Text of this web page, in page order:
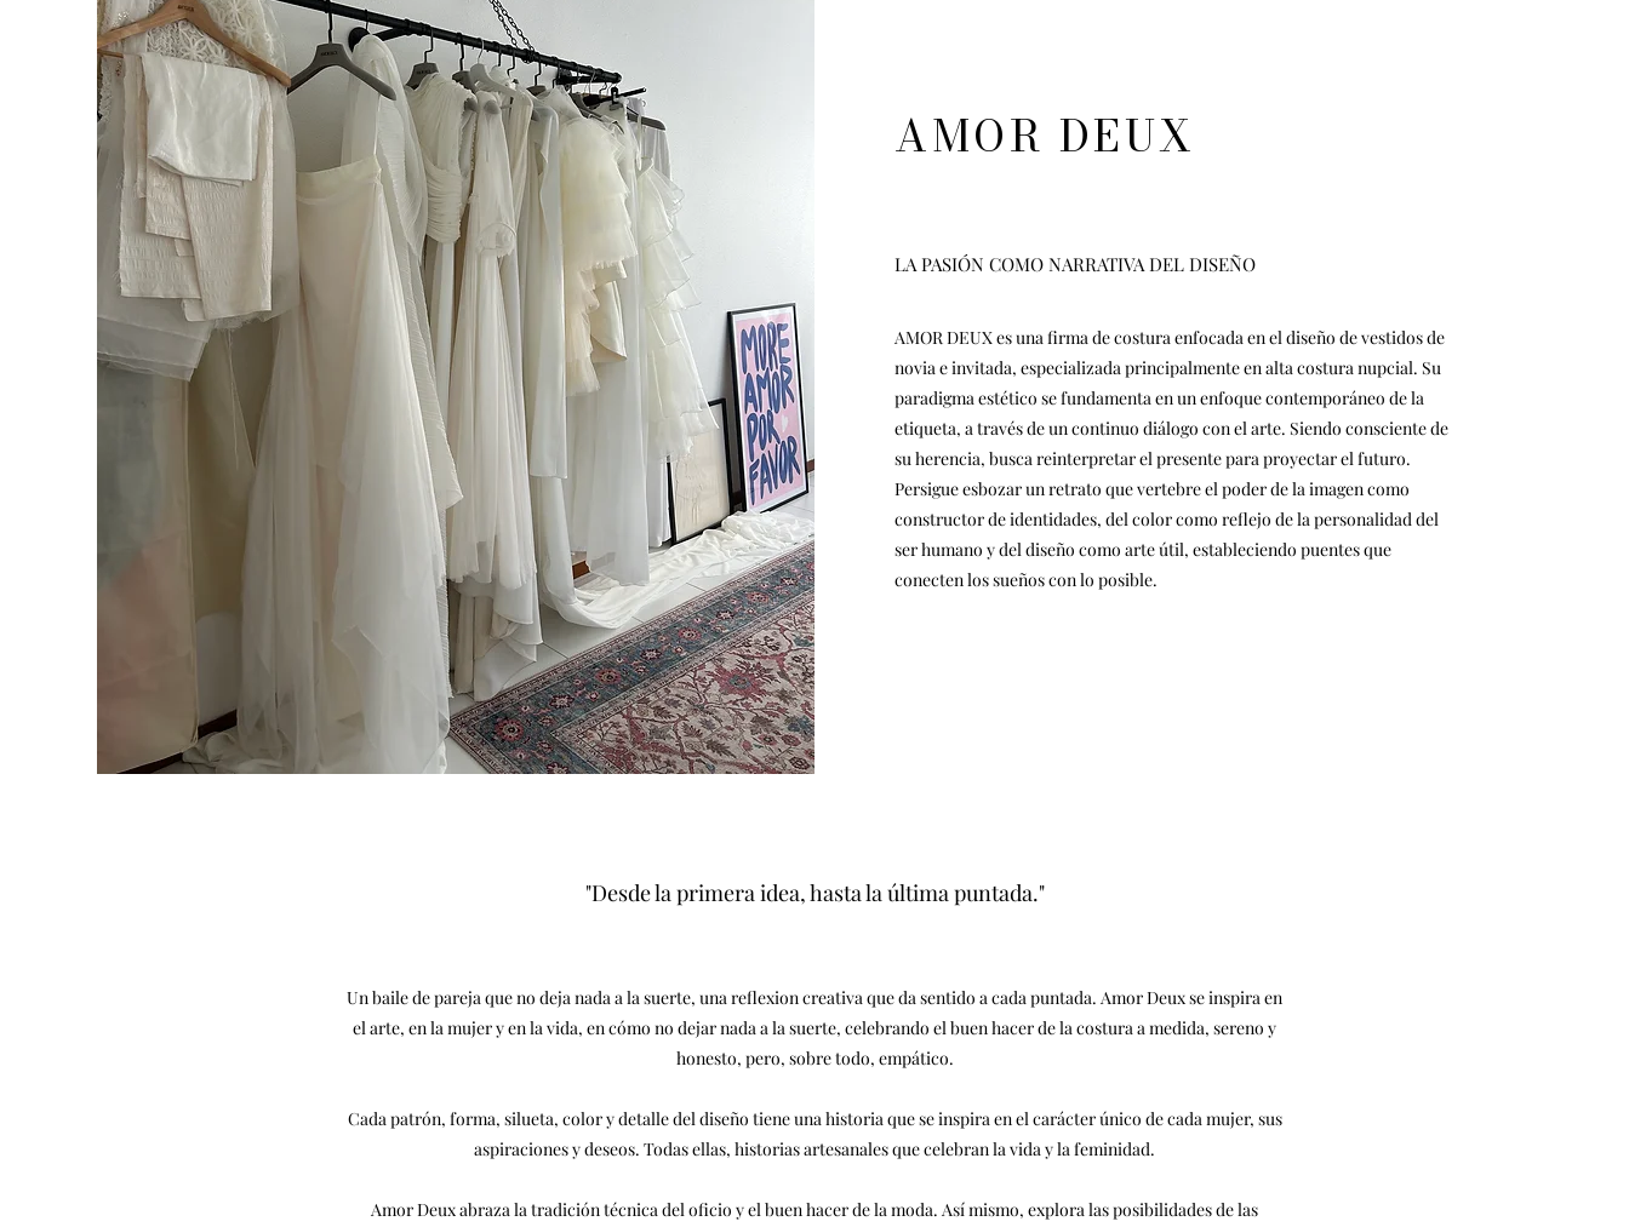
AMOR DEUX
LA PASIÓN COMO NARRATIVA DEL DISEÑO
AMOR DEUX es una firma de costura enfocada en el diseño de vestidos de
novia e invitada, especializada principalmente en alta costura nupcial. Su
paradigma estético se fundamenta en un enfoque contemporáneo de la
etiqueta, a través de un continuo diálogo con el arte. Siendo consciente de
su herencia, busca reinterpretar el presente para proyectar el futuro.
Persigue esbozar un retrato que vertebre el poder de la imagen como
constructor de identidades, del color como reflejo de la personalidad del
ser humano y del diseño como arte útil, estableciendo puentes que
conecten los sueños con lo posible.
"Desde la primera idea, hasta la última puntada."
Un baile de pareja que no deja nada a la suerte, una reflexion creativa que da sentido a cada puntada. Amor Deux se inspira en
el arte, en la mujer y en la vida, en cómo no dejar nada a la suerte, celebrando el buen hacer de la costura a medida, sereno y
honesto, pero, sobre todo, empático.
Cada patrón, forma, silueta, color y detalle del diseño tiene una historia que se inspira en el carácter único de cada mujer, sus
aspiraciones y deseos. Todas ellas, historias artesanales que celebran la vida y la feminidad.
​Amor Deux abraza la tradición técnica del oficio y el buen hacer de la moda. Así mismo, explora las posibilidades de las